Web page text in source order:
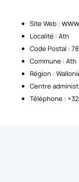
Site Web :
Localité : Ath
Code Postal :
Commune : Ath
Région :
Centre
Téléphone :